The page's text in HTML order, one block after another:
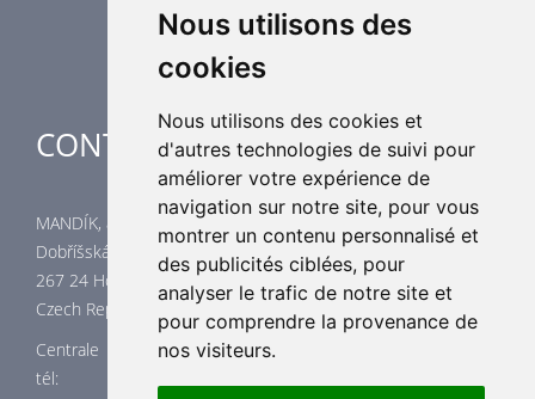
Nous utilisons des
cookies
Nous utilisons des cookies et
d'autres technologies de suivi pour
améliorer votre expérience de
navigation sur notre site, pour vous
montrer un contenu personnalisé et
des publicités ciblées, pour
analyser le trafic de notre site et
pour comprendre la provenance de
nos visiteurs.
Applications spéciales
CONTACTES
MANDÍK, a.s.
Dobříšská 550
267 24 Hostomice
Czech Republic
Centrale
tél: +420 311 706 706